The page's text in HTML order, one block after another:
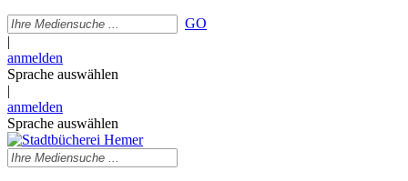
GO
|
anmelden
Sprache auswählen
|
anmelden
Sprache auswählen